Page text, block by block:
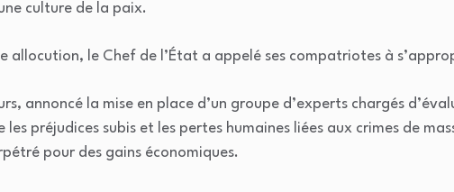
culture de la paix.
allocution, le Chef de l’État a appelé ses compatriotes à
annoncé la mise en place d’un groupe d’experts chargés
les préjudices subis et les pertes humaines liées aux crimes de
pour des gains économiques.